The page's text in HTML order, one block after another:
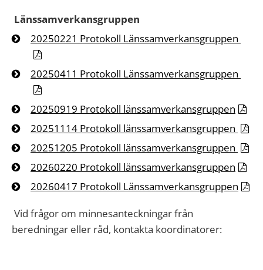
Länssamverkansgruppen
20250221 Protokoll Länssamverkansgruppen
20250411 Protokoll Länssamverkansgruppen
20250919 Protokoll länssamverkansgruppen
20251114 Protokoll länssamverkansgruppen
20251205 Protokoll länssamverkansgruppen
20260220 Protokoll länssamverkansgruppen
20260417 Protokoll Länssamverkansgruppen
Vid frågor om minnesanteckningar från
beredningar eller råd, kontakta koordinatorer: